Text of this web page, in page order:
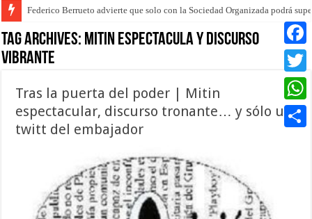
Federico Berrueto advierte que solo con la Sociedad Organizada podrá
Tag Archives: mitin espectacula y discurso
vibrante
Tras la puerta del poder | Mitin
espectacular, discurso tronante… y sólo un
twitt del embajador
Twitter